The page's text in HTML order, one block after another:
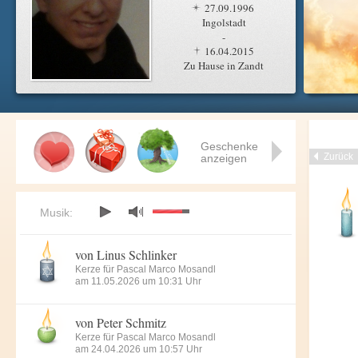
27.09.1996
Ingolstadt
-
16.04.2015
Zu Hause in Zandt
Zurück
Geschenke
anzeigen
Musik:
von Linus Schlinker
Kerze für Pascal Marco Mosandl
am 11.05.2026 um 10:31 Uhr
von Peter Schmitz
Kerze für Pascal Marco Mosandl
am 24.04.2026 um 10:57 Uhr